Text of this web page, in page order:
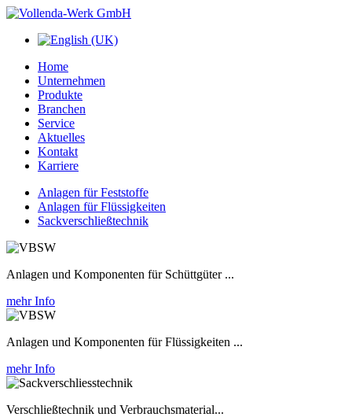
Home
Unternehmen
Produkte
Branchen
Service
Aktuelles
Kontakt
Karriere
Anlagen für Feststoffe
Anlagen für Flüssigkeiten
Sackverschließtechnik
Anlagen und Komponenten für Schüttgüter ...
mehr Info
Anlagen und Komponenten für Flüssigkeiten ...
mehr Info
Verschließtechnik und Verbrauchsmaterial...